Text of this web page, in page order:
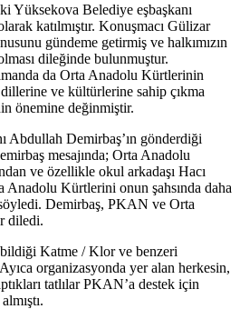
Yüksekova Belediye eşbaşkanı
katılmıştır. Konuşmacı Gülizar
gündeme getirmiş ve halkımızın
dileğinde bulunmuştur.
da Orta Anadolu Kürtlerinin
ve kültürlerine sahip çıkma
önemine değinmiştir.
Abdullah Demirbaş’ın gönderdiği
mesajında; Orta Anadolu
ve özellikle okul arkadaşı Hacı
Anadolu Kürtlerini onun şahsında daha
Demirbaş, PKAN ve Orta
diledi.
Katme / Klor ve benzeri
organizasyonda yer alan herkesin,
tatlılar PKAN’a destek için